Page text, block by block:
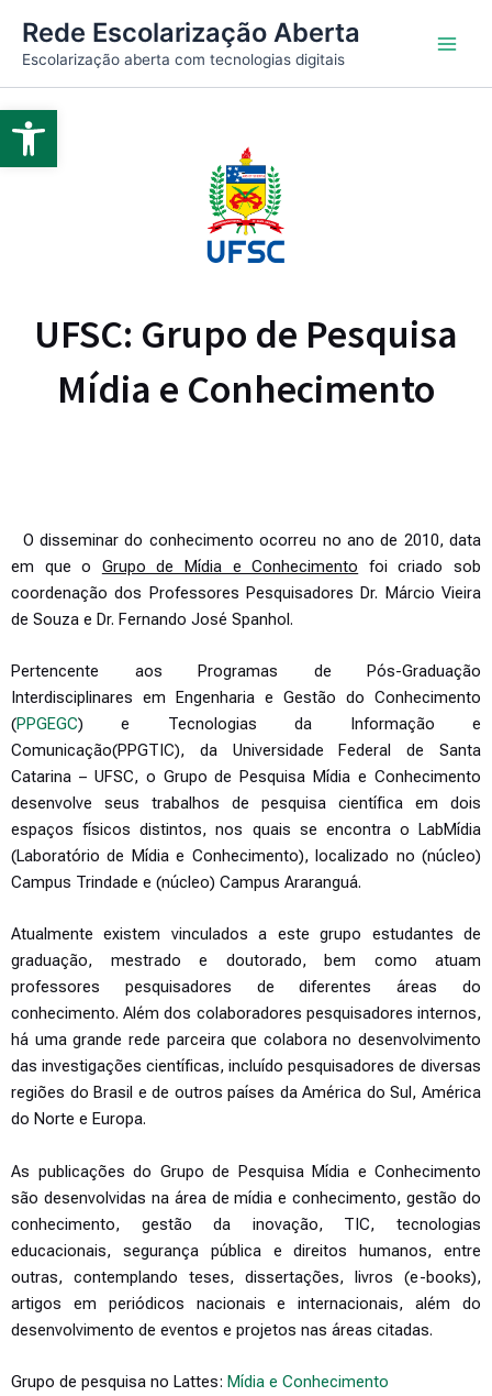
Abrir a barra de ferramentas
para
conteúdo
Rede Escolarização Aberta
Escolarização aberta com tecnologias digitais
UFSC: Grupo de Pesquisa
Mídia e Conhecimento
O disseminar do conhecimento ocorreu no ano de 2010, data
em que o Grupo de Mídia e Conhecimento foi criado sob
coordenação dos Professores Pesquisadores Dr. Márcio Vieira
de Souza e Dr. Fernando José Spanhol.
Pertencente aos Programas de Pós-Graduação
Interdisciplinares em Engenharia e Gestão do Conhecimento
(PPGEGC) e Tecnologias da Informação e
Comunicação(PPGTIC), da Universidade Federal de Santa
Catarina – UFSC, o Grupo de Pesquisa Mídia e Conhecimento
desenvolve seus trabalhos de pesquisa científica em dois
espaços físicos distintos, nos quais se encontra o LabMídia
(Laboratório de Mídia e Conhecimento), localizado no (núcleo)
Campus Trindade e (núcleo) Campus Araranguá.
Atualmente existem vinculados a este grupo estudantes de
graduação, mestrado e doutorado, bem como atuam
professores pesquisadores de diferentes áreas do
conhecimento. Além dos colaboradores pesquisadores internos,
há uma grande rede parceira que colabora no desenvolvimento
das investigações científicas, incluído pesquisadores de diversas
regiões do Brasil e de outros países da América do Sul, América
do Norte e Europa.
As publicações do Grupo de Pesquisa Mídia e Conhecimento
são desenvolvidas na área de mídia e conhecimento, gestão do
conhecimento, gestão da inovação, TIC, tecnologias
educacionais, segurança pública e direitos humanos, entre
outras, contemplando teses, dissertações, livros (e-books),
artigos em periódicos nacionais e internacionais, além do
desenvolvimento de eventos e projetos nas áreas citadas.
Grupo de pesquisa no Lattes: Mídia e Conhecimento